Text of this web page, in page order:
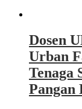
Dosen
Urban
Tenaga
Pangan